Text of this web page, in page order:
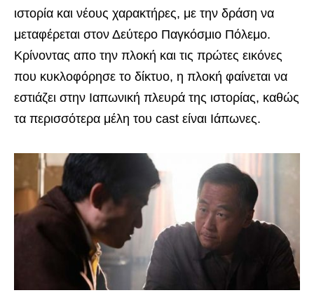
ιστορία και νέους χαρακτήρες, με την δράση να
μεταφέρεται στον Δεύτερο Παγκόσμιο Πόλεμο.
Κρίνοντας απο την πλοκή και τις πρώτες εικόνες
που κυκλοφόρησε το δίκτυο, η πλοκή φαίνεται να
εστιάζει στην Ιαπωνική πλευρά της ιστορίας, καθώς
τα περισσότερα μέλη του cast είναι Ιάπωνες.